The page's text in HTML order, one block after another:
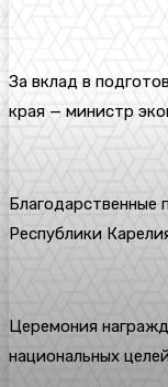
За вклад в
края — министр
Благодарственные
Республики
Церемония
национальных